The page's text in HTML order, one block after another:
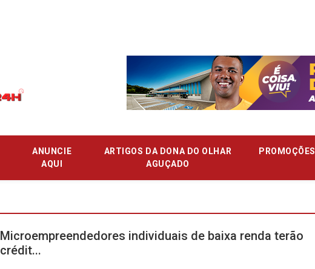
ANUNCIE
AQUI
ARTIGOS DA DONA DO OLHAR
AGUÇADO
PROMOÇÕES
Microempreendedores individuais de baixa renda terão
crédit...